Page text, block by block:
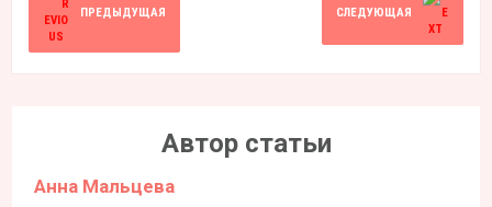
ПРЕДЫДУЩАЯ СЛЕДУЮЩАЯ
Автор статьи
Анна Мальцева